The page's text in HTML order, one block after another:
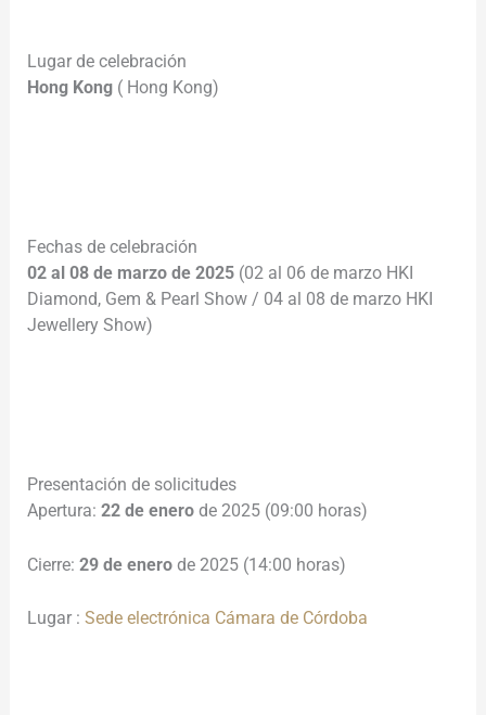
Lugar de celebración
Hong Kong ( Hong Kong)
Fechas de celebración
02 al 08 de marzo de 2025(02 al 06 de marzo HKI
Diamond, Gem & Pearl Show / 04 al 08 de marzo HKI
Jewellery Show)
Presentación de solicitudes
Apertura: 22 de enerode 2025 (09:00 horas)
Cierre: 29 de enerode 2025 (14:00 horas)
Lugar : Sede electrónica Cámara de Córdoba